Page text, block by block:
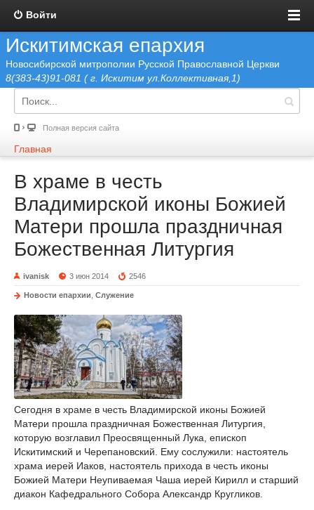
Войти
Искитимская епархия
Новосибирской митрополии Русской Православной Церкви
8(383-43)91-081 ( г. Искитим ул.Коллективная,1)
Полная версия сайта
Главная
В храме в честь
Владимирской иконы Божией
Матери прошла праздничная
Божественная Литургия
ivanisk 3 июн 2014 2546
Новости епархии Служение
Сегодня в храме в честь Владимирской иконы Божией
Матери прошла праздничная Божественная Литургия,
которую возглавил Преосвященный Лука, епископ
Искитимский и Черепановский. Ему сослужили: настоятель
храма иерей Иаков, настоятель прихода в честь иконы
Божией Матери Неупиваемая Чаша иерей Кирилл и старший
диакон Кафедрального Собора Александр Кругликов.